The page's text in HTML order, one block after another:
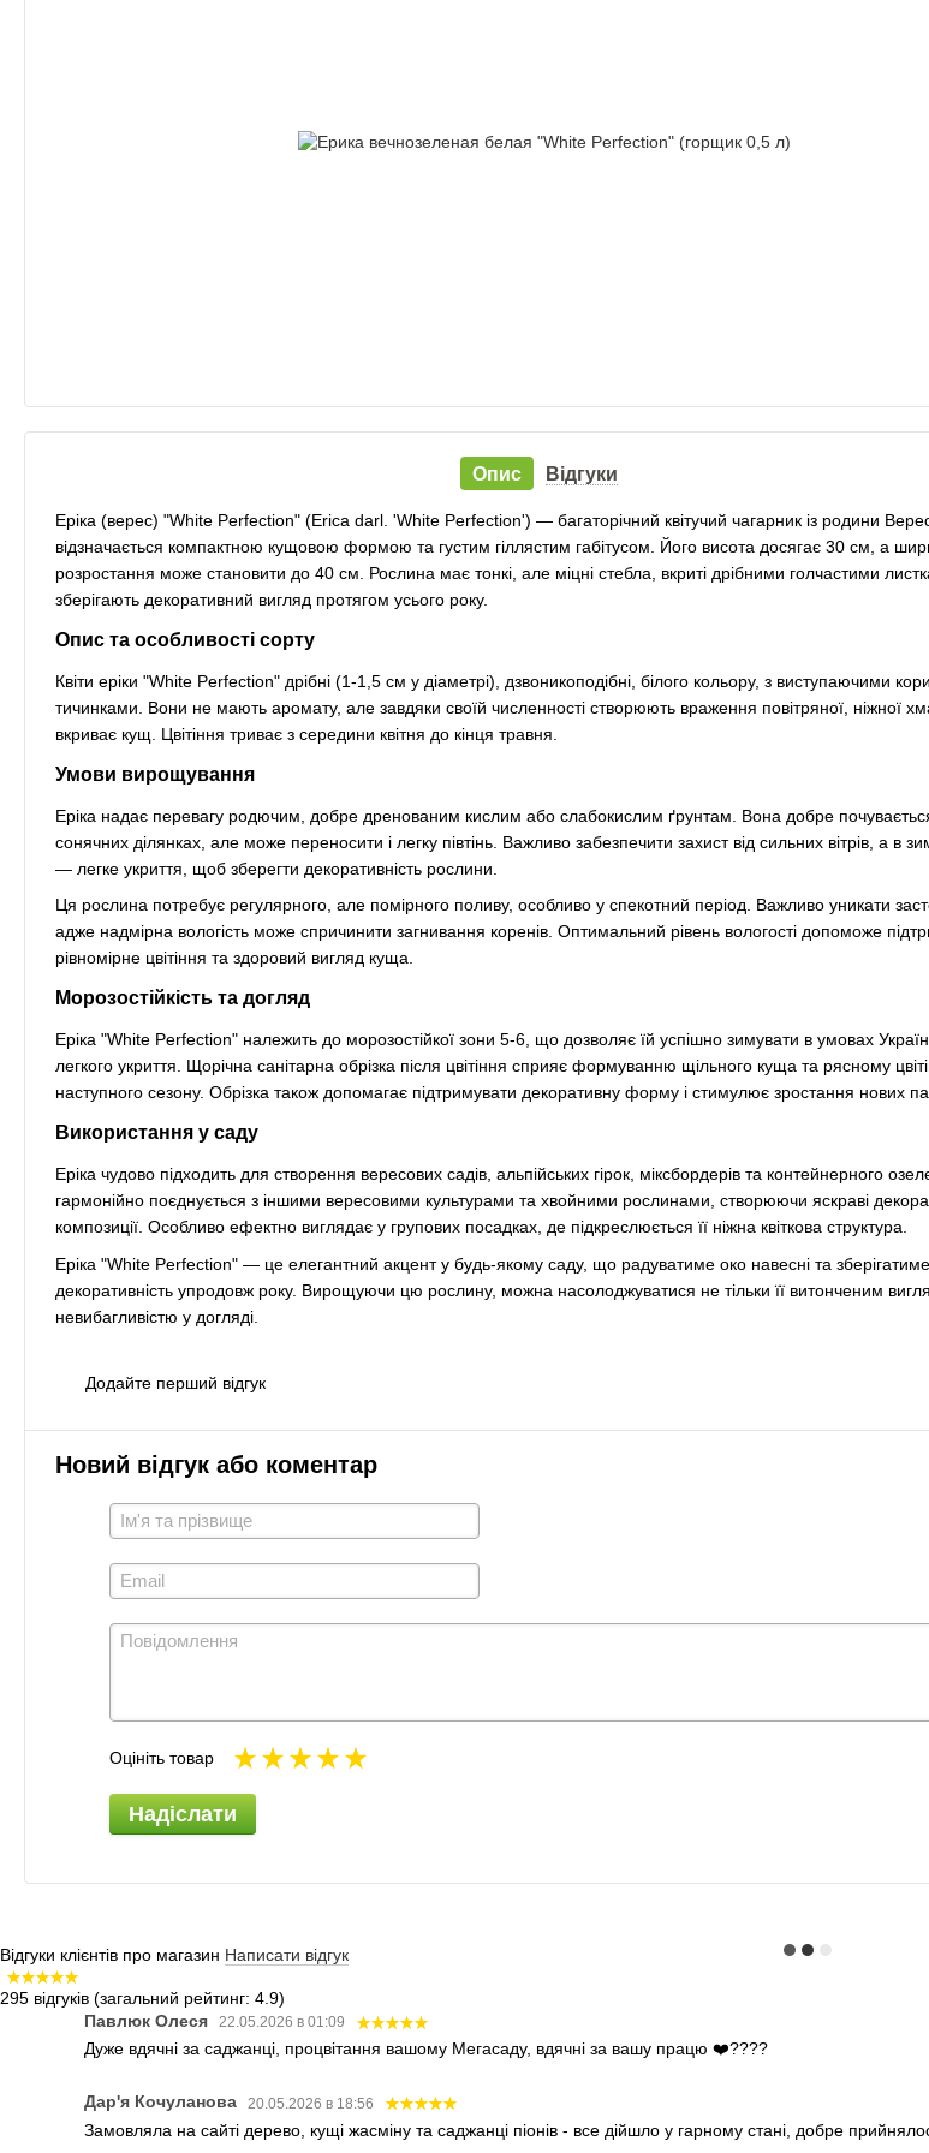
Опис Відгуки
Еріка (верес) "White Perfection" (Erica darl. 'White Perfection') — багаторічний квітучий чагарник із родини
відзначається компактною кущовою формою та густим гіллястим габітусом. Його висота досягає 30 см, а
розростання може становити до 40 см. Рослина має тонкі, але міцні стебла, вкриті дрібними голчастими
зберігають декоративний вигляд протягом усього року.
Опис та особливості сорту
Квіти еріки "White Perfection" дрібні (1-1,5 см у діаметрі), дзвоникоподібні, білого кольору, з виступаючими
тичинками. Вони не мають аромату, але завдяки своїй численності створюють враження повітряної, ніжної
вкриває кущ. Цвітіння триває з середини квітня до кінця травня.
Умови вирощування
Еріка надає перевагу родючим, добре дренованим кислим або слабокислим ґрунтам. Вона добре
сонячних ділянках, але може переносити і легку півтінь. Важливо забезпечити захист від сильних вітрів, а в
— легке укриття, щоб зберегти декоративність рослини.
Ця рослина потребує регулярного, але помірного поливу, особливо у спекотний період. Важливо уникати
адже надмірна вологість може спричинити загнивання коренів. Оптимальний рівень вологості допоможе
рівномірне цвітіння та здоровий вигляд куща.
Морозостійкість та догляд
Еріка "White Perfection" належить до морозостійкої зони 5-6, що дозволяє їй успішно зимувати в умовах
легкого укриття. Щорічна санітарна обрізка після цвітіння сприяє формуванню щільного куща та рясному
наступного сезону. Обрізка також допомагає підтримувати декоративну форму і стимулює зростання нових
Використання у саду
Еріка чудово підходить для створення вересових садів, альпійських гірок, міксбордерів та контейнерного
гармонійно поєднується з іншими вересовими культурами та хвойними рослинами, створюючи яскраві
композиції. Особливо ефектно виглядає у групових посадках, де підкреслюється її ніжна квіткова структура.
Еріка "White Perfection" — це елегантний акцент у будь-якому саду, що радуватиме око навесні та зберігатиме
декоративність упродовж року. Вирощуючи цю рослину, можна насолоджуватися не тільки її витонченим
невибагливістю у догляді.
Додайте перший відгук
Новий відгук або коментар
Оцініть товар
Надіслати
Відгуки клієнтів про магазин Написати відгук
295 відгуків (загальний рейтинг: 4.9)
Павлюк Олеся
22.05.2026 в 01:09
Дуже вдячні за саджанці, процвітання вашому Мегасаду, вдячні за вашу працю ❤️????
Дар'я Кочуланова 20.05.2026 в 18:56
Замовляла на сайті дерево, кущі жасміну та саджанці піонів - все дійшло у гарному стані, добре